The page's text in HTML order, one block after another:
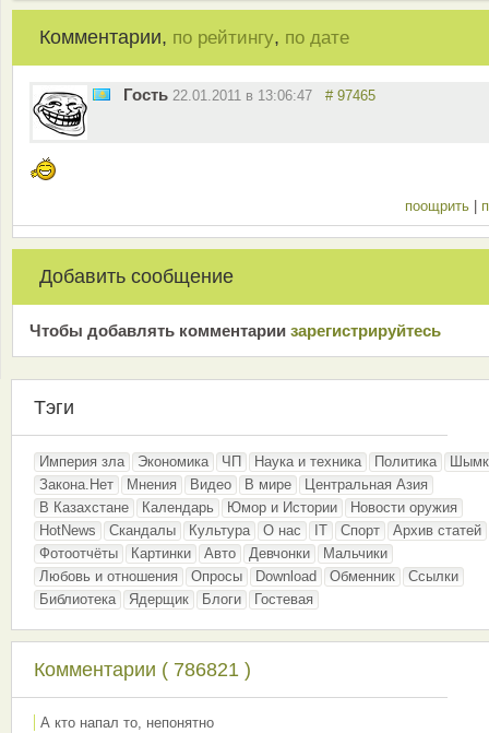
Комментарии, по рейтингу, по дате
Гость 22.01.2011 в 13:06:47 # 97465
поощрить
Добавить сообщение
Чтобы добавлять комментарии зарeгиcтрирyйтeсь
Тэги
Империя зла Экономика ЧП Наука и техника Политика
Закона.Нет
Мнения Видео В мире
Центральная Азия
В Казахстане
Календарь Юмор и Истории
Новости оружия
HotNews
Скандалы Культура О нас IT Спорт
Архив статей
Фотоотчёты
Картинки Авто Девчонки
Мальчики
Любовь и отношения
Опросы Download Обменник
Ссылки
Библиотека
Ядерщик Блоги Гостевая
Комментарии ( 786821 )
А кто напал то, непонятно